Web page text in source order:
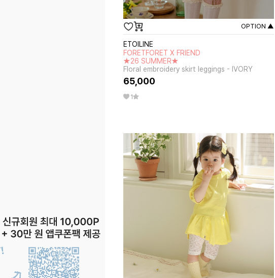
OPTION ▲
ETOILINE
FORETFORET X FRIEND
★26 SUMMER★
Floral embroidery skirt leggings - IVORY
65,000
1